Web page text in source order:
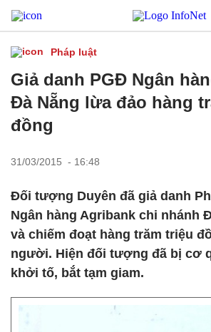
Pháp luật
Giả danh PGĐ Ngân
Đà Nẵng lừa đảo hàng
đồng
31/03/2015 - 16:48
Đối tượng Duyên đã giả danh
Ngân hàng Agribank chi nhánh
và chiếm đoạt hàng trăm triệu
người. Hiện đối tượng đã bị cơ
khởi tố, bắt tạm giam.